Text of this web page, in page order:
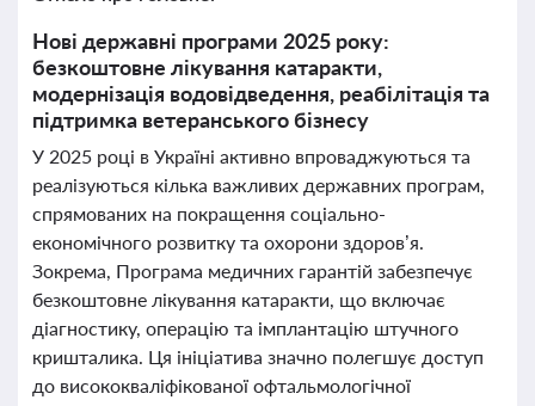
Нові державні програми 2025 року:
безкоштовне лікування катаракти,
модернізація водовідведення, реабілітація та
підтримка ветеранського бізнесу
У 2025 році в Україні активно впроваджуються та
реалізуються кілька важливих державних програм,
спрямованих на покращення соціально-
економічного розвитку та охорони здоров’я.
Зокрема, Програма медичних гарантій забезпечує
безкоштовне лікування катаракти, що включає
діагностику, операцію та імплантацію штучного
кришталика. Ця ініціатива значно полегшує доступ
до висококваліфікованої офтальмологічної